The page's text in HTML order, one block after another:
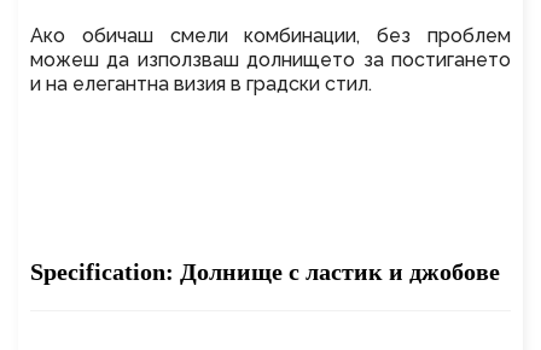
Ако обичаш смели комбинации, без проблем
можеш да използваш долнището за постигането
и на елегантна визия в градски стил.
Specification: Долнище с ластик и джобове